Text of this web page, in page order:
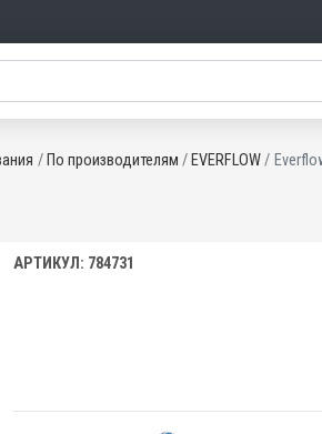
По производителям EVERFLOW
АРТИКУЛ: 784731